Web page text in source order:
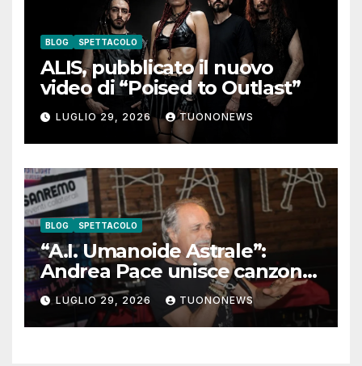
BLOG SPETTACOLO
ALIS, pubblicato il nuovo
video di “Poised to Outlast”
LUGLIO 29, 2026 TUONONEWS
BLOG SPETTACOLO
“A.I. Umanoide Astrale”:
Andrea Pace unisce canzone
d’autore e ricerca
contemporanea
LUGLIO 29, 2026 TUONONEWS